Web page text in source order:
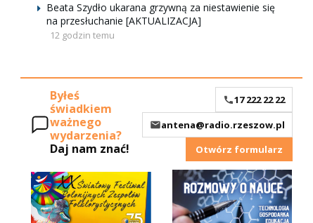
Beata Szydło ukarana grzywną za niestawienie się
na przesłuchanie [AKTUALIZACJA]
12 godzin temu
Byłeś
świadkiem
ważnego
wydarzenia?
Daj nam znać!
17 222 22 22
antena@radio.rzeszow.pl
Otwórz formularz